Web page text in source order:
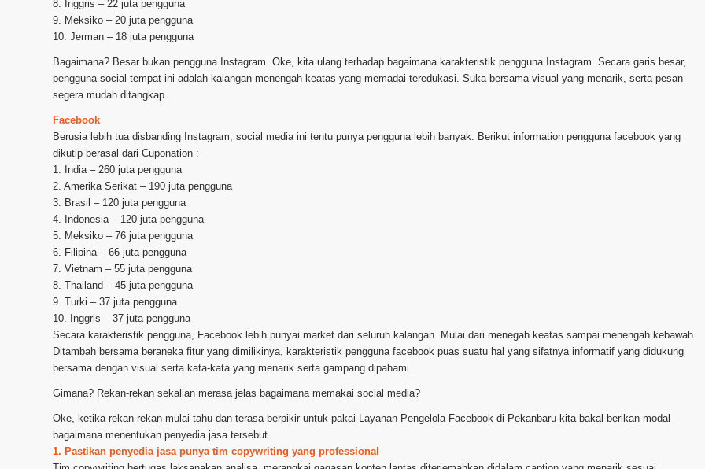
8. Inggris – 22 juta pengguna
9. Meksiko – 20 juta pengguna
10. Jerman – 18 juta pengguna
Bagaimana? Besar bukan pengguna Instagram. Oke, kita ulang terhadap bagaimana karakteristik pengguna Instagram. Secara garis besar,
pengguna social tempat ini adalah kalangan menengah keatas yang memadai teredukasi. Suka bersama visual yang menarik, serta pesan
segera mudah ditangkap.
Facebook
Berusia lebih tua disbanding Instagram, social media ini tentu punya pengguna lebih banyak. Berikut information pengguna facebook yang
dikutip berasal dari Cuponation :
1. India – 260 juta pengguna
2. Amerika Serikat – 190 juta pengguna
3. Brasil – 120 juta pengguna
4. Indonesia – 120 juta pengguna
5. Meksiko – 76 juta pengguna
6. Filipina – 66 juta pengguna
7. Vietnam – 55 juta pengguna
8. Thailand – 45 juta pengguna
9. Turki – 37 juta pengguna
10. Inggris – 37 juta pengguna
Secara karakteristik pengguna, Facebook lebih punyai market dari seluruh kalangan. Mulai dari menegah keatas sampai menengah kebawah.
Ditambah bersama beraneka fitur yang dimilikinya, karakteristik pengguna facebook puas suatu hal yang sifatnya informatif yang didukung
bersama dengan visual serta kata-kata yang menarik serta gampang dipahami.
Gimana? Rekan-rekan sekalian merasa jelas bagaimana memakai social media?
Oke, ketika rekan-rekan mulai tahu dan terasa berpikir untuk pakai Layanan Pengelola Facebook di Pekanbaru kita bakal berikan modal
bagaimana menentukan penyedia jasa tersebut.
1. Pastikan penyedia jasa punya tim copywriting yang professional